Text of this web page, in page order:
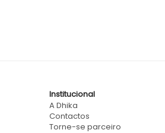
Institucional
A Dhika
Contactos
Torne-se parceiro